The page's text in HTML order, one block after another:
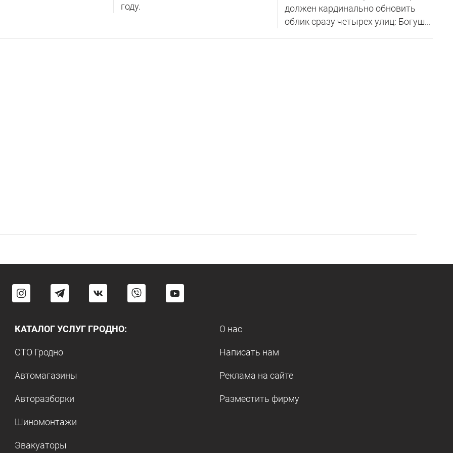
году.
должен кардинально обновить
облик сразу четырех улиц: Богуш...
КАТАЛОГ УСЛУГ ГРОДНО:
СТО Гродно
Автомагазины
Авторазборки
Шиномонтажи
Эвакуаторы
О нас
Написать нам
Реклама на сайте
Разместить фирму